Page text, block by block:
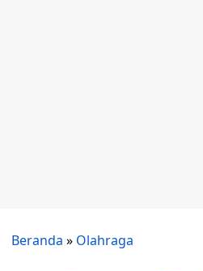
Beranda » Olahraga